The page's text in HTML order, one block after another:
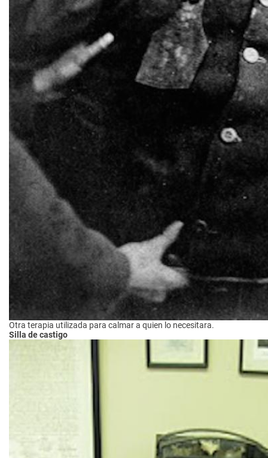
Otra terapia utilizada para calmar a quien lo necesitara.
Silla de castigo